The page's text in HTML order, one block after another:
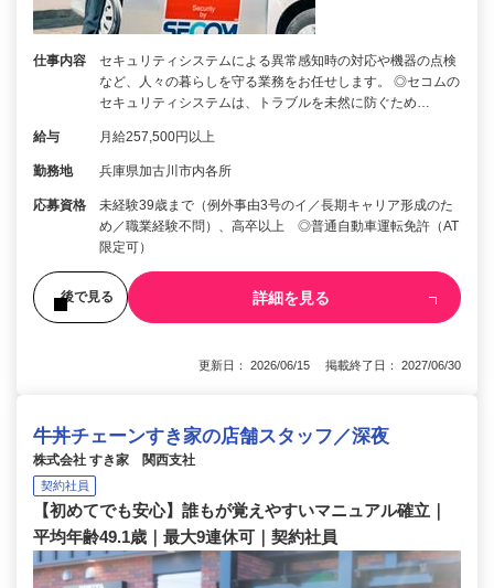
仕事内容
セキュリティシステムによる異常感知時の対応や機器の点検
など、人々の暮らしを守る業務をお任せします。 ◎セコムの
セキュリティシステムは、トラブルを未然に防ぐため…
給与 月給257,500円以上
勤務地 兵庫県加古川市内各所
応募資格
未経験39歳まで（例外事由3号のイ／長期キャリア形成のた
め／職業経験不問）、高卒以上 ◎普通自動車運転免許（AT
限定可）
後で見る 詳細を見る
更新日： 2026/06/15 掲載終了日： 2027/06/30
牛丼チェーンすき家の店舗スタッフ／深夜
株式会社 すき家 関西支社
契約社員
【初めてでも安心】誰もが覚えやすいマニュアル確立｜
平均年齢49.1歳｜最大9連休可｜契約社員